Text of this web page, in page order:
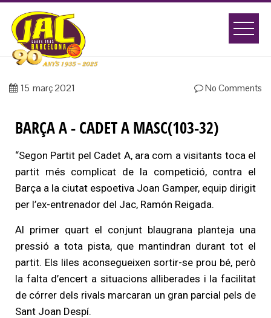
15 març 2021 No Comments
BARÇA A - CADET A MASC(103-32)
“Segon Partit pel Cadet A, ara com a visitants toca el
partit més complicat de la competició, contra el
Barça a la ciutat espoetiva Joan Gamper, equip dirigit
per l’ex-entrenador del Jac, Ramón Reigada.
Al primer quart el conjunt blaugrana planteja una
pressió a tota pista, que mantindran durant tot el
partit. Els liles aconsegueixen sortir-se prou bé, però
la falta d’encert a situacions alliberades i la facilitat
de córrer dels rivals marcaran un gran parcial pels de
Sant Joan Despí.